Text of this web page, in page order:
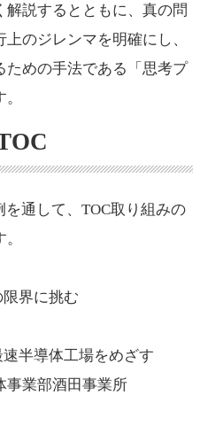
説するとともに、真の問
のジレンマを明確にし、
めの手法である「思考プ
通して、TOC取り組みの
限界に挑む
速半導体工場をめざす
事業部酒田事業所